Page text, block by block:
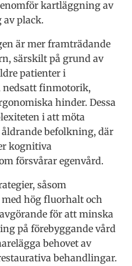
kartläggning av
av plack.
är mer framträdande
särskilt på grund av
patienter i
nedsatt finmotorik,
hinder. Dessa
i att möta
befolkning, där
kognitiva
försvårar egenvård.
såsom
hög fluorhalt och
för att minska
på förebyggande vård
behovet av
behandlingar.